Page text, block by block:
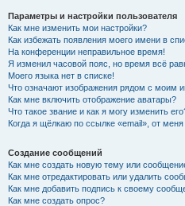
Параметры и настройки пользователя
Как мне изменить мои настройки?
Как избежать появления моего имени в
На конференции неправильное время!
Я изменил часовой пояс, но время всё
Моего языка нет в списке!
Что означают изображения рядом с моим
Как мне включить отображение аватары?
Что такое звание и как я могу изменить
Когда я щёлкаю по ссылке «email», от
Создание сообщений
Как мне создать новую тему или
Как мне отредактировать или удалить
Как мне добавить подпись к своему
Как мне создать опрос?